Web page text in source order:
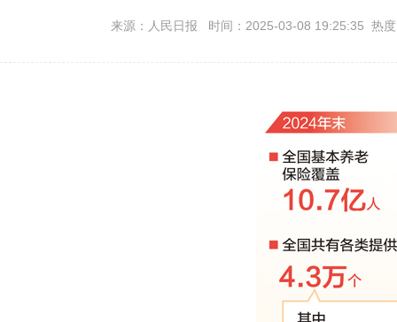
来源：人民日报 时间：2025-03-08 19:25:35 热